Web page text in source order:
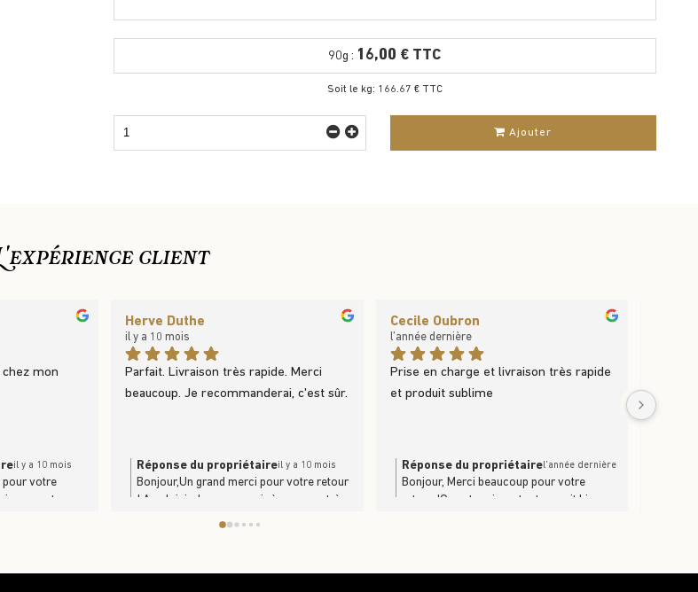
90g : 16,00 € TTC
Soit le kg: 166.67 € TTC
Ajouter
client
mon
il y a 10 mois
pour votre
que notre
sur le site
Herve Duthe
il y a 10 mois
Parfait. Livraison très rapide. Merci
beaucoup. Je recommanderai, c'est sûr.
Réponse du propriétaireil y a 10 mois
Bonjour,Un grand merci pour votre retour
! Au plaisir de vous servir à nouveau très
Cecile Oubron
l’année dernière
Prise en charge et livraison très rapide
et produit sublime
Réponse du propriétairel’année dernière
Bonjour, Merci beaucoup pour votre
retour !On est ravi que tout se soit bien